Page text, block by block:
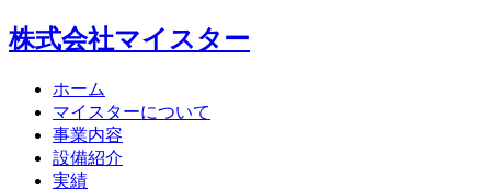
株式会社マイスター
ホーム
マイスターについて
事業内容
設備紹介
実績